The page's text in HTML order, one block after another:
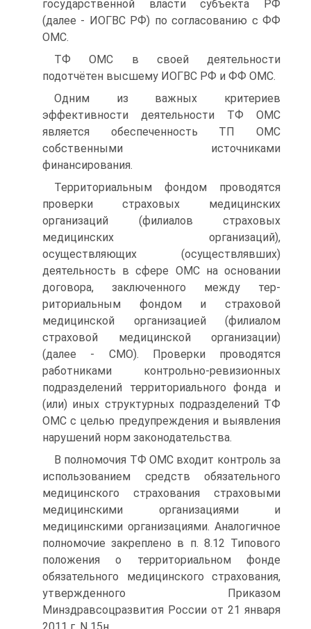
государственной власти субъек­та РФ
(далее - ИОГВС РФ) по согласованию с ФФ
ОМС.
ТФ ОМС в своей деятельности
подотчётен высшему ИОГВС РФ и ФФ ОМС.
Одним из важных критериев
эффективности деятельности ТФ ОМС
является обеспеченность ТП ОМС
собственными ис­точниками
финансирования.
Территориальным фондом проводятся
проверки страховых медицинских
организаций (филиалов страховых
медицинских организаций),
осуществляющих (осуществлявших)
деятельность в сфере ОМС на основании
договора, заключенного между тер­
риториальным фондом и страховой
медицинской организацией (филиалом
страховой медицинской организации)
(далее - СМО). Проверки проводятся
работниками контрольно-ревизионных
подразделений территориального фонда и
(или) иных структур­ных подразделений ТФ
ОМС с целью предупреждения и выявле­ния
нарушений норм законодательства.
В полномочия ТФ ОМС входит контроль за
использованием средств обязательного
медицинского страхования страховыми
медицинскими организациями и
медицинскими организациями. Аналогичное
полномочие закреплено в п. 8.12 Типового
положе­ния о территориальном фонде
обязательного медицинского стра­хования,
утвержденного Приказом
Минздравсоцразвития России от 21 января